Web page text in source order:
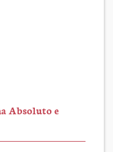
Absoluto e